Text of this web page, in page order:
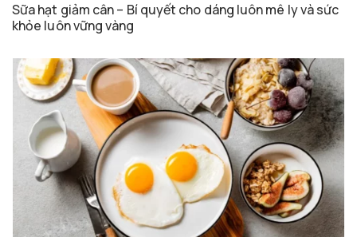
Sữa hạt giảm cân – Bí quyết cho dáng luôn mê ly và sức
khỏe luôn vững vàng